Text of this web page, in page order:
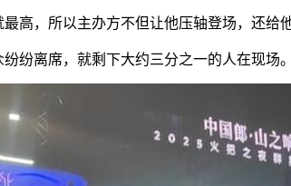
高，所以主办方不但让他压轴登场，还给
纷离席，就剩下大约三分之一的人在现场